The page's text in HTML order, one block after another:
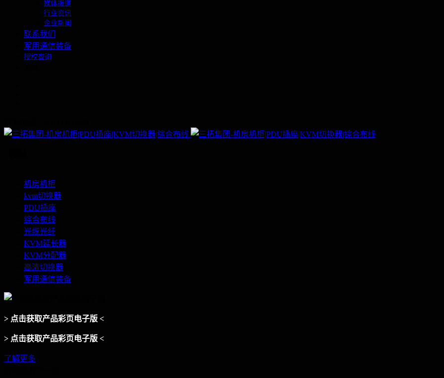
媒体报道
行业资讯
企业新闻
联系我们
军用通信装备
授权查询
机房机柜
kvm切换器
PDU插座
综合布线
光缆光纤
KVM延长器
KVM分配器
高清切换器
军用通信装备
> 点击获取产品彩页电子版 <
> 点击获取产品彩页电子版 <
了解更多